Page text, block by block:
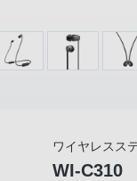
ワイヤレスス
WI-C310